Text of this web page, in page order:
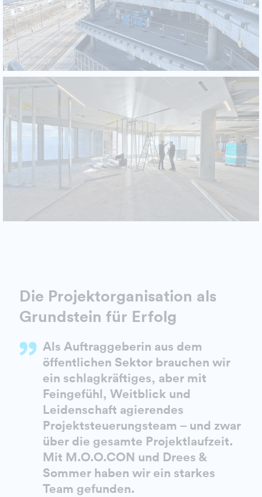
Die Projektorganisation als
Grundstein für Erfolg
Als Auftraggeberin aus dem
öffentlichen Sektor brauchen wir
ein schlagkräftiges, aber mit
Feingefühl, Weitblick und
Leidenschaft agierendes
Projektsteuerungsteam – und zwar
über die gesamte Projektlaufzeit.
Mit M.O.O.CON und Drees &
Sommer haben wir ein starkes
Team gefunden.